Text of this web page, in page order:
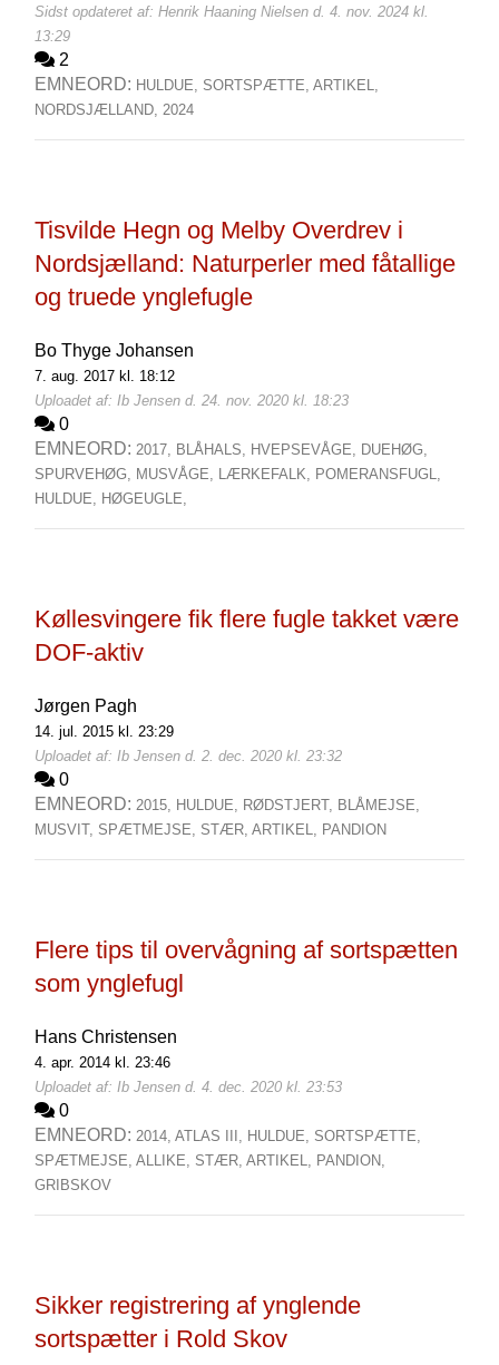
Sidst opdateret af: Henrik Haaning Nielsen d. 4. nov. 2024 kl.
13:29
2
EMNEORD: HULDUE, SORTSPÆTTE, ARTIKEL,
NORDSJÆLLAND, 2024
Tisvilde Hegn og Melby Overdrev i
Nordsjælland: Naturperler med fåtallige
og truede ynglefugle
Bo Thyge Johansen
7. aug. 2017 kl. 18:12
Uploadet af: Ib Jensen d. 24. nov. 2020 kl. 18:23
0
EMNEORD: 2017, BLÅHALS, HVEPSEVÅGE, DUEHØG,
SPURVEHØG, MUSVÅGE, LÆRKEFALK, POMERANSFUGL,
HULDUE, HØGEUGLE,
Køllesvingere fik flere fugle takket være
DOF-aktiv
Jørgen Pagh
14. jul. 2015 kl. 23:29
Uploadet af: Ib Jensen d. 2. dec. 2020 kl. 23:32
0
EMNEORD: 2015, HULDUE, RØDSTJERT, BLÅMEJSE,
MUSVIT, SPÆTMEJSE, STÆR, ARTIKEL, PANDION
Flere tips til overvågning af sortspætten
som ynglefugl
Hans Christensen
4. apr. 2014 kl. 23:46
Uploadet af: Ib Jensen d. 4. dec. 2020 kl. 23:53
0
EMNEORD: 2014, ATLAS III, HULDUE, SORTSPÆTTE,
SPÆTMEJSE, ALLIKE, STÆR, ARTIKEL, PANDION,
GRIBSKOV
Sikker registrering af ynglende
sortspætter i Rold Skov